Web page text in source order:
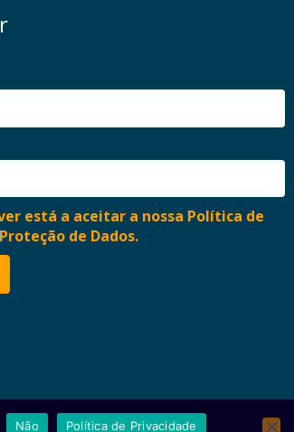
está a aceitar a nossa Política de
de Dados.
e Proteção de Dados
Não Política de Privacidade